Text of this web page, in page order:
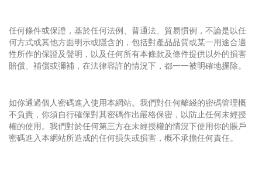
任何條件或保證，基於任何法例、普通法、貿易慣例，不論是以任
何方式或其他方面明示或隱含的，包括對產品品質或某一用途合適
性所作的保證及聲明，以及任何所有本條款及條件提供以外的損害
賠償、補償或彌補，在法律容許的情況下，都一一被明確地摒除。
如你通過個人密碼進入使用本網站。我們對任何離綫的密碼管理概
不負責，你須自行確保對其密碼作出嚴格保密，以防止任何未經授
權的使用。我們對於任何第三方在未經授權的情況下使用你的賬戶
密碼進入本網站所造成的任何損失或損害，概不承擔任何責任。